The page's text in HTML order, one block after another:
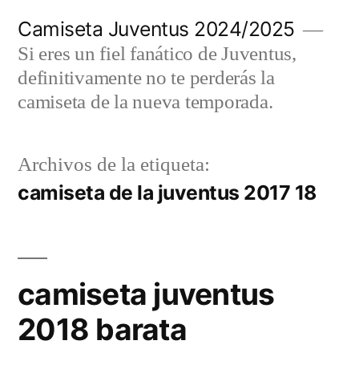
contenido
Camiseta Juventus 2024/2025
Si eres un fiel fanático de Juventus,
definitivamente no te perderás la
camiseta de la nueva temporada.
Archivos de la etiqueta:
camiseta de la juventus 2017 18
camiseta juventus
2018 barata